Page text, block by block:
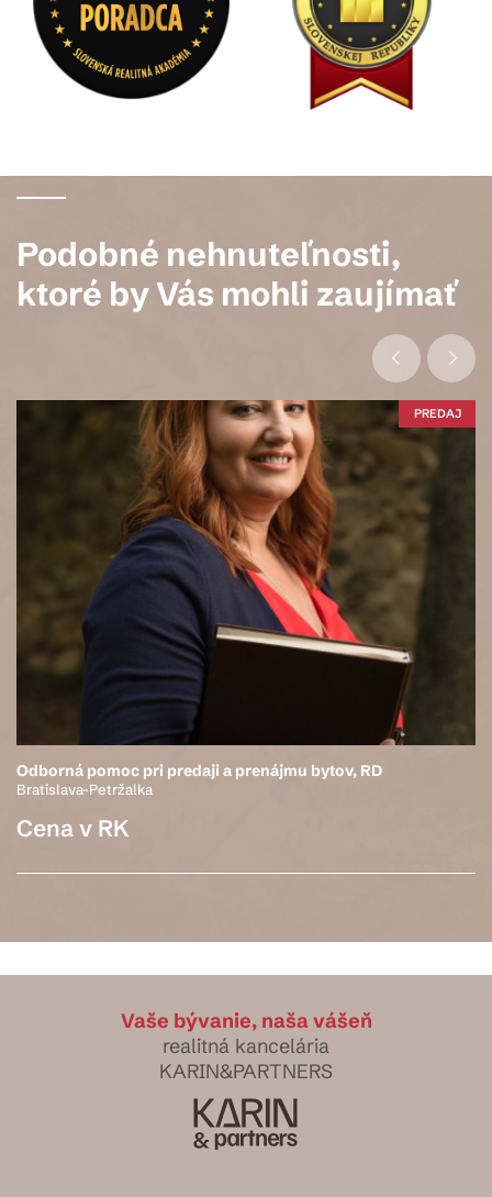
Podobné nehnuteľnosti,
ktoré by Vás mohli zaujímať
PREDAJ
Odborná pomoc pri predaji a prenájmu bytov, RD
Bratislava-Petržalka
Cena v RK
Vaše bývanie, naša vášeň
realitná kancelária
KARIN&PARTNERS